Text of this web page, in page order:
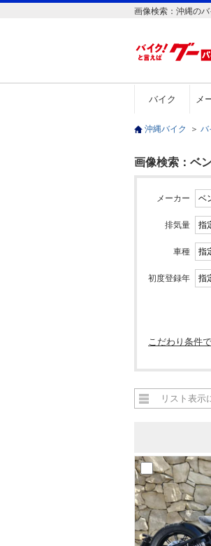
画像検索：沖縄の
バイク メ
沖縄バイク ＞ バ
画像検索：ベ
メーカー
排気量
車種
初度登録年
こだわり条件
リスト表示